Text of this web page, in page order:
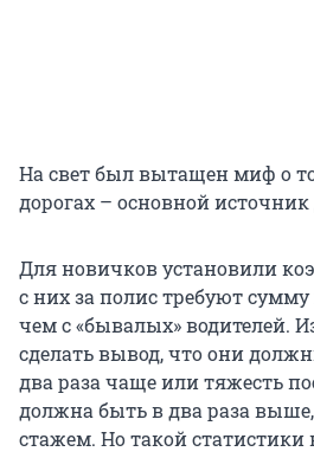
На свет был вытащен миф о
дорогах – основной
Для новичков установили
с них за полис требуют
чем с «бывалых» водителей.
сделать вывод, что они
два раза чаще или тяжесть
должна быть в два раза
стажем. Но такой статистики